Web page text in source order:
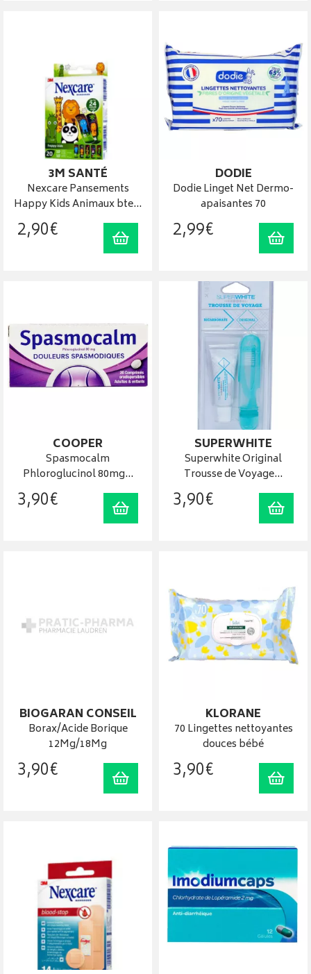
3M SANTÉ
Nexcare Pansements
Happy Kids Animaux bte…
2,90€ Ajouter au panier
DODIE
Dodie Linget Net Dermo-
apaisantes 70
2,99€
COOPER
Spasmocalm
Phloroglucinol 80mg…
3,90€ Ajouter au panier
SUPERWHITE
Superwhite Original
Trousse de Voyage…
3,90€
BIOGARAN CONSEIL
Borax/Acide Borique
12Mg/18Mg
3,90€ Ajouter au panier
KLORANE
70 Lingettes nettoyantes
douces bébé
3,90€